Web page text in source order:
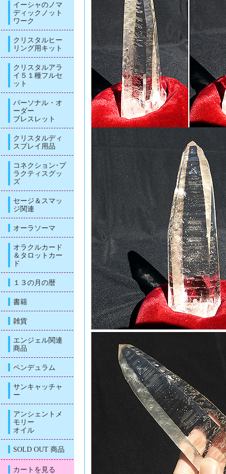
イーシャのノマ
ディックノット
ワーク
クリスタルヒー
リング用キット
クリスタルアラ
イ５１種フルセ
ット
パーソナル・オ
ーダー
ブレスレット
クリスタルディ
スプレイ用品
コネクション･プ
ラクティスグッ
ズ
セージ＆スマッ
ジ関連
オーラソーマ
オラクルカード
＆タロットカー
ド
１３の月の暦
書籍
雑貨
エンジェル関連
商品
ペンデュラム
サンキャッチャ
ー
アンシェントメ
モリー
オイル
SOLD OUT 商品
カートを見る